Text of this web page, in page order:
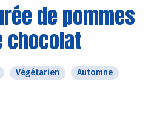
de pommes
chocolat
Végétarien
Automne